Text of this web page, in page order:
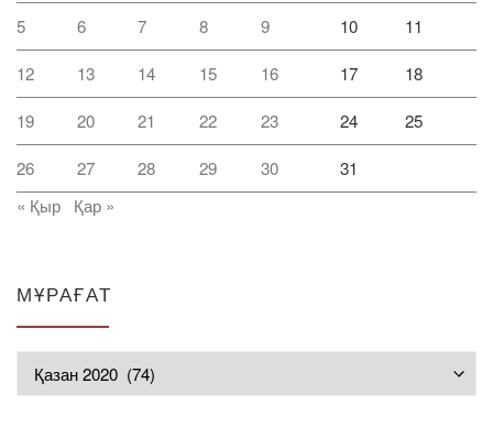
5 6 7 8 9 10 11
12 13 14 15 16 17 18
19 20 21 22 23 24 25
26 27 28 29 30
31
« Қыр
Қар »
МҰРАҒАТ